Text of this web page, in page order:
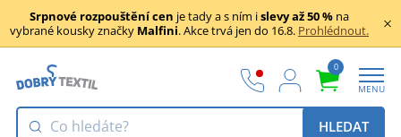
Srpnové rozpouštění cen je tady a s ním islevy až 50 % na
vybrané kousky značky Malfini. Akce trvá jen do 16.8. Prohlédnout.
0
MENU
HLEDAT